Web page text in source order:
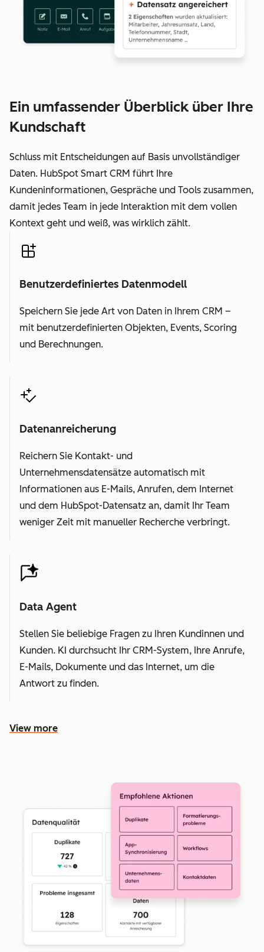
Ein umfassender Überblick über Ihre
Kundschaft
Schluss mit Entscheidungen auf Basis unvollständiger
Daten. HubSpot Smart CRM führt Ihre
Kundeninformationen, Gespräche und Tools zusammen,
damit jedes Team in jede Interaktion mit dem vollen
Kontext geht und weiß, was wirklich zählt.
Benutzerdefiniertes Datenmodell
Speichern Sie jede Art von Daten in Ihrem CRM –
mit benutzerdefinierten Objekten, Events, Scoring
und Berechnungen.
Datenanreicherung
Reichern Sie Kontakt- und
Unternehmensdatensätze automatisch mit
Informationen aus E-Mails, Anrufen, dem Internet
und dem HubSpot-Datensatz an, damit Ihr Team
weniger Zeit mit manueller Recherche verbringt.
Data Agent
Stellen Sie beliebige Fragen zu Ihren Kundinnen und
Kunden. KI durchsucht Ihr CRM-System, Ihre Anrufe,
E-Mails, Dokumente und das Internet, um die
Antwort zu finden.
View more